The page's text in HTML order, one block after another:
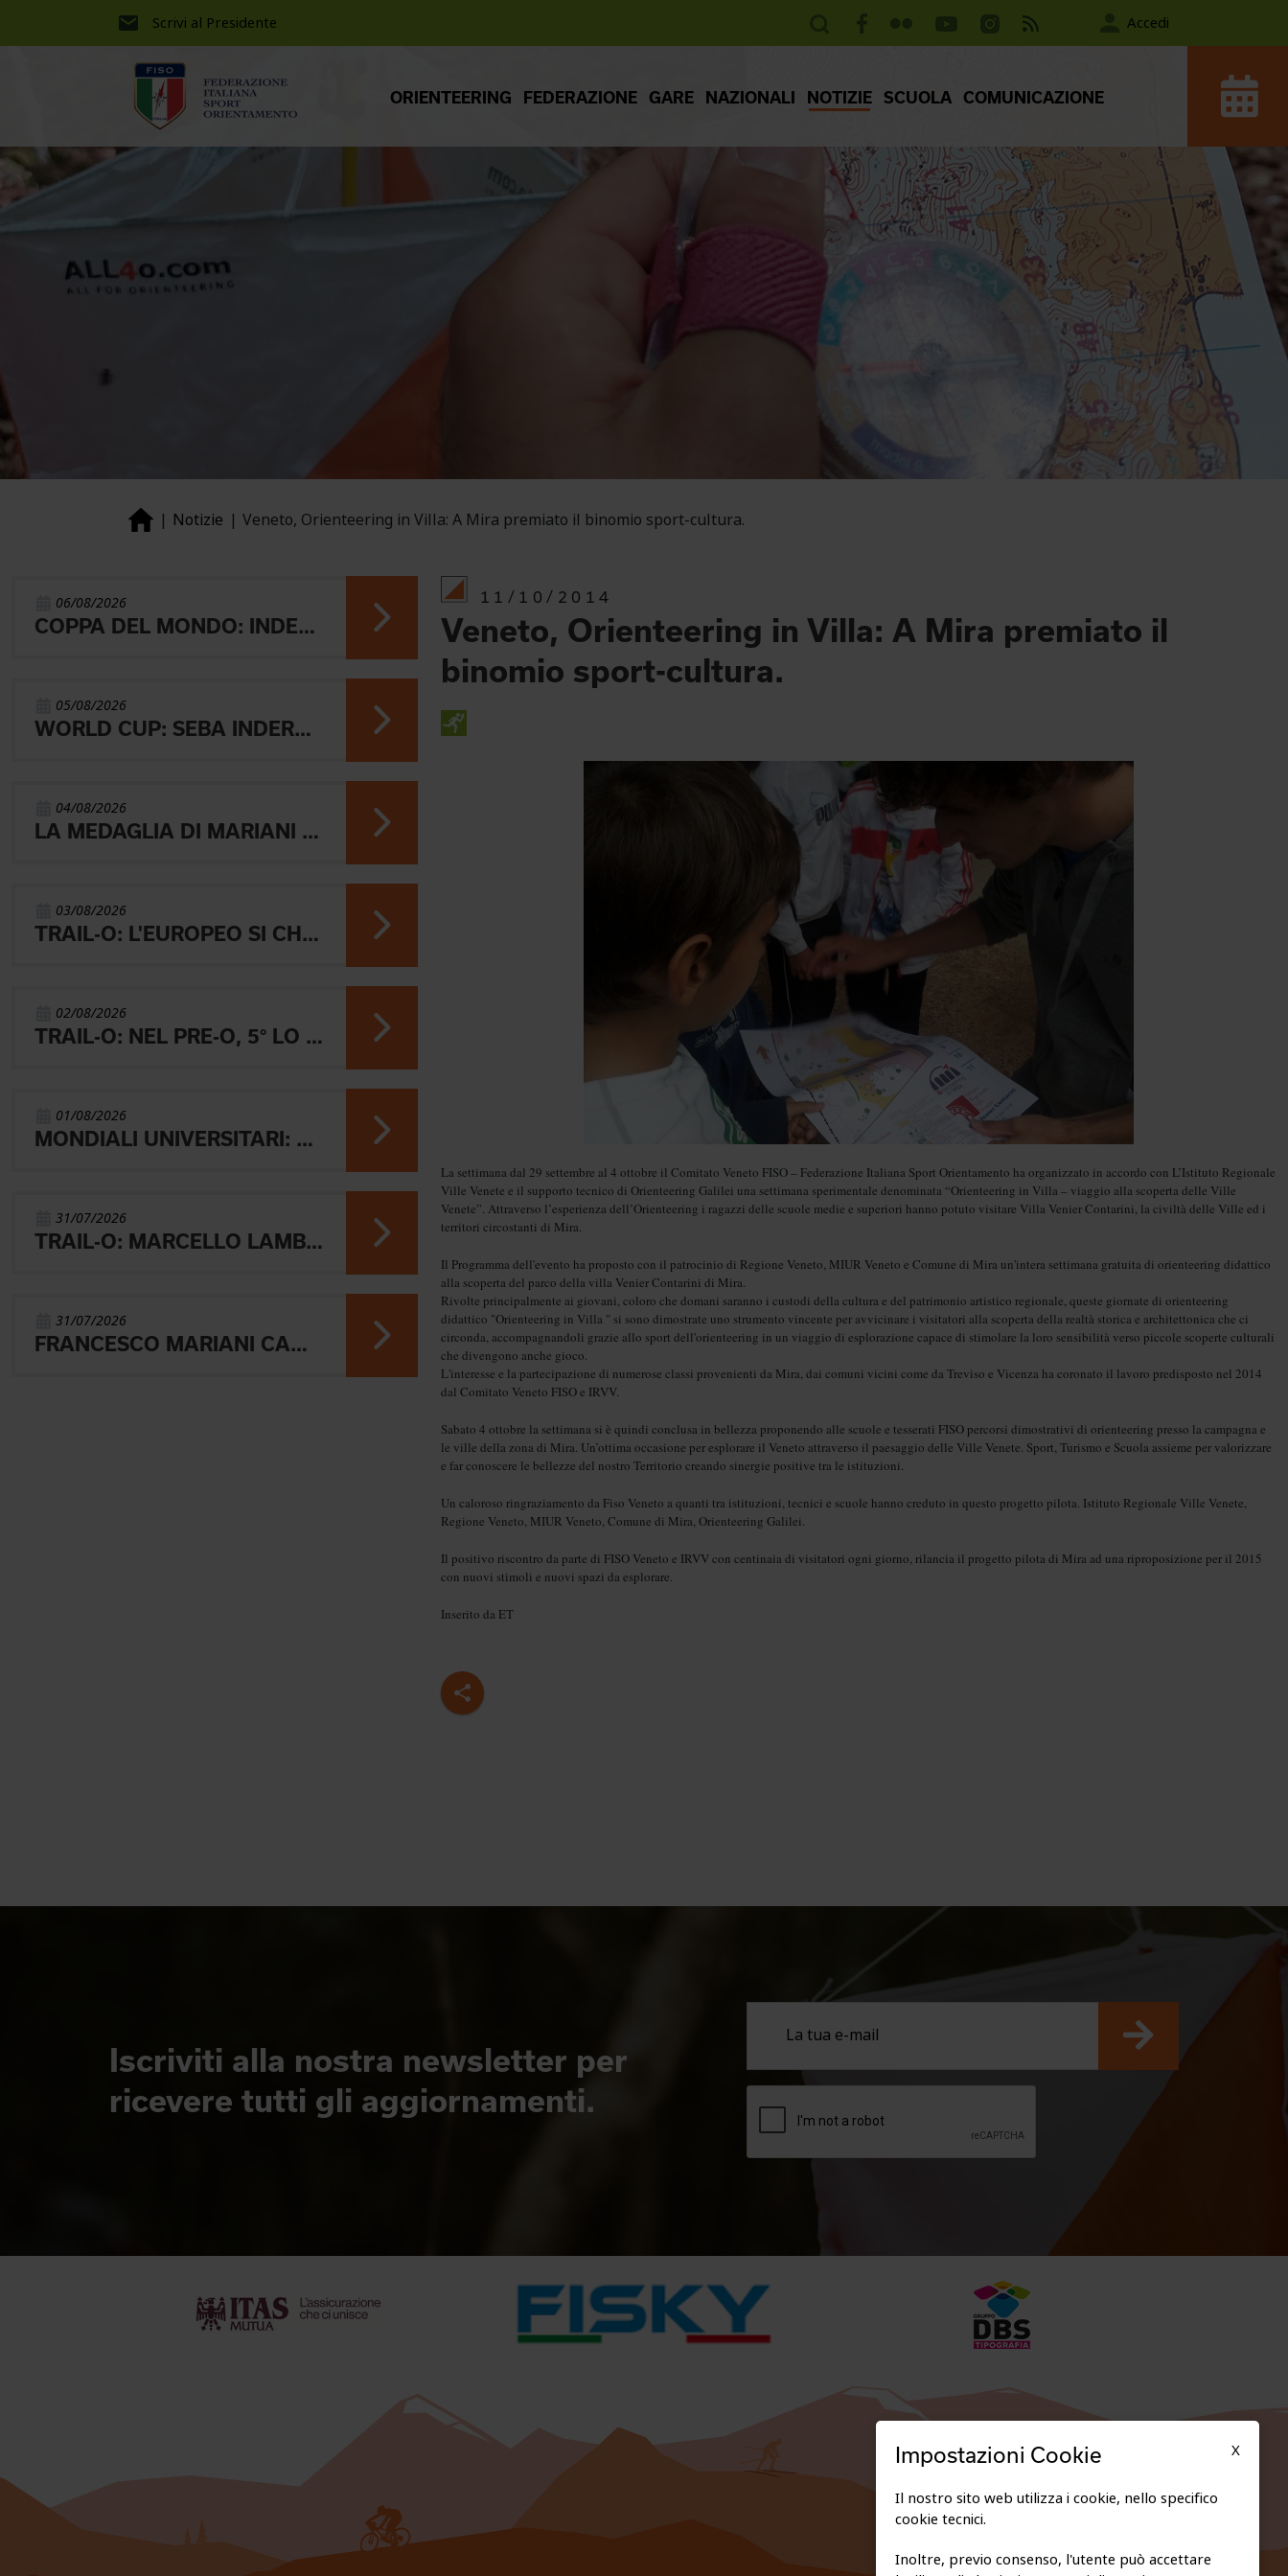
Scrivi al Presidente Accedi
ORIENTEERING FEDERAZIONE GARE NAZIONALI NOTIZIE SCUOLA COMUNICAZIONE
Notizie Veneto, Orienteering in Villa: A Mira premiato il binomio sport-cultura.
06/08/2026
COPPA DEL MONDO: INDERST 45° VINCONO AEBERSOLD E SVENSK
05/08/2026
WORLD CUP: SEBA INDERST ACCEDE ALLA FINALE A
04/08/2026
LA MEDAGLIA DI MARIANI E QUEL RICORDO CHE NON SVANISCE.
03/08/2026
TRAIL-O: L'EUROPEO SI CHIUDE CON L'ARGENTO JUNIOR, IL 4° PARALIMPICO E 5° OPEN
02/08/2026
TRAIL-O: NEL PRE-O, 5° LO JUNIOR LAMBERTINI E AARON GAIO 8°. NEI PARALIMPICI 20° GALVAN
01/08/2026
MONDIALI UNIVERSITARI: MARIANI CHIUDE 4° NELLA MIDDLE
31/07/2026
TRAIL-O: MARCELLO LAMBERTINI E' ARGENTO EUROPEO IN POLONIA
31/07/2026
FRANCESCO MARIANI CAMPIONE DEL MONDO UNIVERSITARIO NELLA SPRINT DI ORIENTEERING
11/10/2014
Veneto, Orienteering in Villa: A Mira premiato il
binomio sport-cultura.
La settimana dal 29 settembre al 4 ottobre il Comitato Veneto FISO – Federazione Italiana Sport Orientamento ha organizzato in accordo con L’Istituto Regionale
Ville Venete e il supporto tecnico di Orienteering Galilei una settimana sperimentale denominata “Orienteering in Villa – viaggio alla scoperta delle Ville
Venete”. Attraverso l’esperienza dell’Orienteering i ragazzi delle scuole medie e superiori hanno potuto visitare Villa Venier Contarini, la civiltà delle Ville ed i
territori circostanti di Mira.
Il Programma dell'evento ha proposto con il patrocinio di Regione Veneto, MIUR Veneto e Comune di Mira un'intera settimana gratuita di orienteering didattico
alla scoperta del parco della villa Venier Contarini di Mira.
Rivolte principalmente ai giovani, coloro che domani saranno i custodi della cultura e del patrimonio artistico regionale, queste giornate di orienteering
didattico "Orienteering in Villa " si sono dimostrate uno strumento vincente per avvicinare i visitatori alla scoperta della realtà storica e architettonica che ci
circonda, accompagnandoli grazie allo sport dell'orienteering in un viaggio di esplorazione capace di stimolare la loro sensibilità verso piccole scoperte culturali
che divengono anche gioco.
L'interesse e la partecipazione di numerose classi provenienti da Mira, dai comuni vicini come da Treviso e Vicenza ha coronato il lavoro predisposto nel 2014
dal Comitato Veneto FISO e IRVV.
Sabato 4 ottobre la settimana si è quindi conclusa in bellezza proponendo alle scuole e tesserati FISO percorsi dimostrativi di orienteering presso la campagna e
le ville della zona di Mira. Un’ottima occasione per esplorare il Veneto attraverso il paesaggio delle Ville Venete. Sport, Turismo e Scuola assieme per valorizzare
e far conoscere le bellezze del nostro Territorio creando sinergie positive tra le istituzioni.
Un caloroso ringraziamento da Fiso Veneto a quanti tra istituzioni, tecnici e scuole hanno creduto in questo progetto pilota. Istituto Regionale Ville Venete,
Regione Veneto, MIUR Veneto, Comune di Mira, Orienteering Galilei.
Il positivo riscontro da parte di FISO Veneto e IRVV con centinaia di visitatori ogni giorno, rilancia il progetto pilota di Mira ad una riproposizione per il 2015
con nuovi stimoli e nuovi spazi da esplorare.
Inserito da ET
Iscriviti alla nostra newsletter per
ricevere tutti gli aggiornamenti.
X
Impostazioni Cookie
Il nostro sito web utilizza i cookie, nello specifico
cookie tecnici.
Inoltre, previo consenso, l'utente può accettare